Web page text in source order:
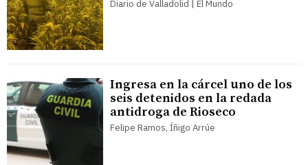
Diario de Valladolid | El Mundo
Ingresa en la cárcel uno de los
seis detenidos en la redada
antidroga de Rioseco
Felipe Ramos, Íñigo Arrúe